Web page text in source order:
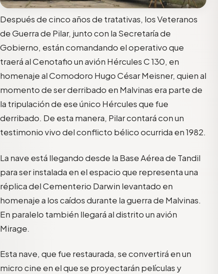
Después de cinco años de tratativas, los Veteranos
de Guerra de Pilar, junto con la Secretaría de
Gobierno, están comandando el operativo que
traerá al Cenotafio un avión Hércules C 130, en
homenaje al Comodoro Hugo César Meisner, quien al
momento de ser derribado en Malvinas era parte de
la tripulación de ese único Hércules que fue
derribado. De esta manera, Pilar contará con un
testimonio vivo del conflicto bélico ocurrida en 1982.
La nave está llegando desde la Base Aérea de Tandil
para ser instalada en el espacio que representa una
réplica del Cementerio Darwin levantado en
homenaje a los caídos durante la guerra de Malvinas.
En paralelo también llegará al distrito un avión
Mirage.
Esta nave, que fue restaurada, se convertirá en un
micro cine en el que se proyectarán películas y